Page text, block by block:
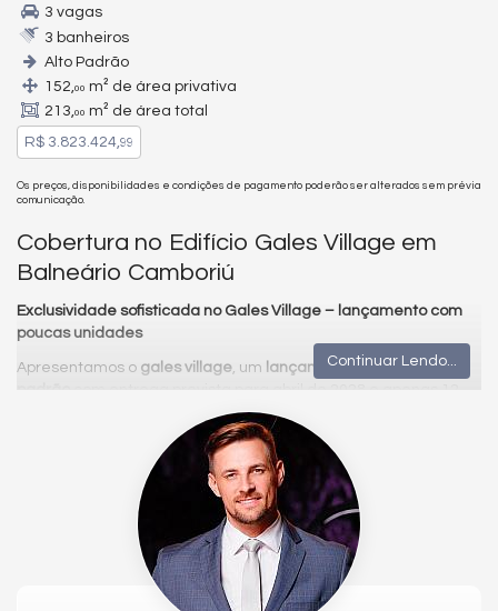
3 vagas
3 banheiros
Alto Padrão
152,00 m² de área privativa
213,00 m² de área total
R$ 3.823.424,99
Os preços, disponibilidades e condições de pagamento poderão ser alterados sem prévia
comunicação.
Cobertura no Edifício Gales Village em
Balneário Camboriú
Exclusividade sofisticada no Gales Village – lançamento com
poucas unidades
Apresentamos o gales village, um lançamento de alto
padrão
com entrega prevista para abril de 2028 e apenas 12
Com 08% da obra concluída, esseimóvel
representa uma raraoportunidade luxo
deseja unir conforto, privacidade e um projeto arquitetônico
transforma vidas
Disponível na versão tipo com 3 suítes com piscina privativa, a
unidade oferece 152,82m² de área privativa e 213,6m² de área
total — espaços amplos e bem distribuídos que refletem
Continuar Lendo...